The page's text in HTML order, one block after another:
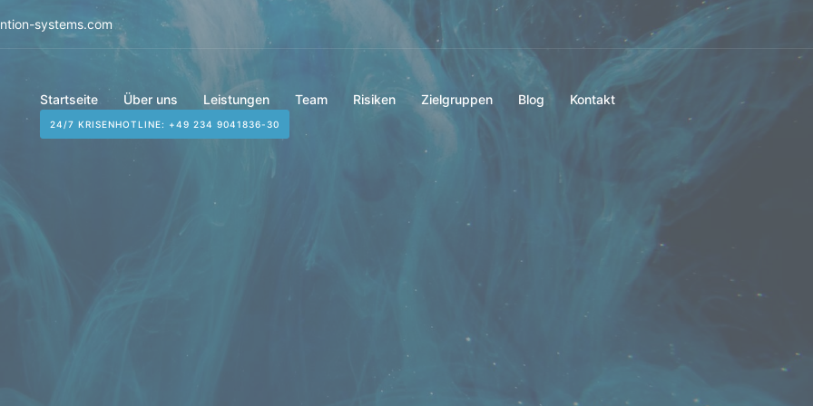
systems.com
Startseite Über uns Leistungen Team Risiken Zielgruppen Blog Kontakt
24/7 KRISENHOTLINE: +49 234 9041836-30